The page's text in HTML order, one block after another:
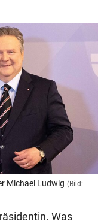
Michael Ludwig (Bild:
Was